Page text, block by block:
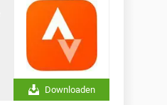
Downloaden